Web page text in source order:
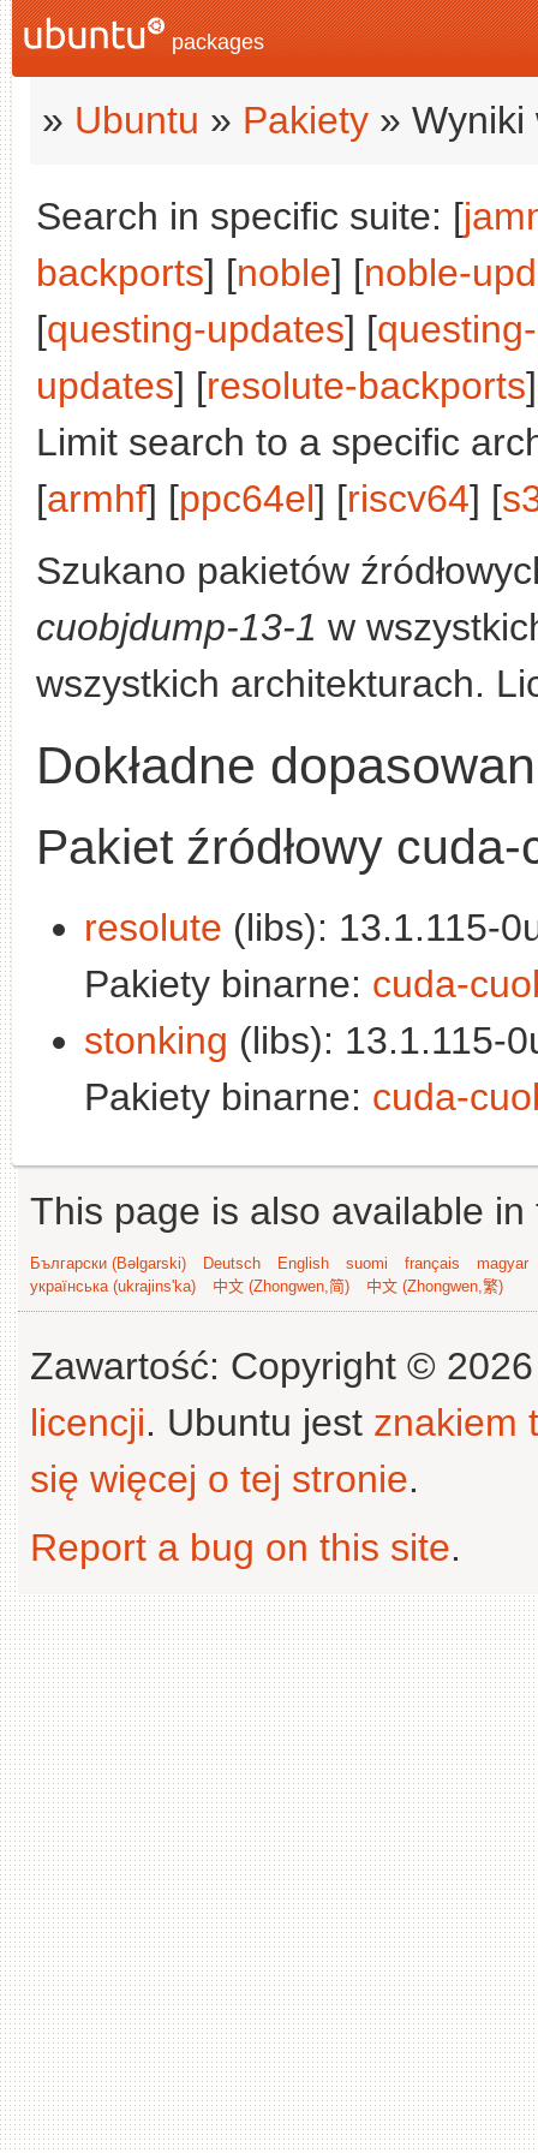
packages
» Ubuntu » Pakiety » Wyniki
Search in specific suite: [
backports] [noble] [noble-
[questing-updates] [
updates] [resolute-backports
Limit search to a specific
[armhf] [ppc64el] [riscv64] [
Szukano pakietów
cuobjdump-13-1 w
wszystkich architekturach.
Dokładne
Pakiet źródłowy
resolute (libs): 13.1.115-
Pakiety binarne: cuda-
stonking (libs): 13.1.115-
Pakiety binarne: cuda-
This page is also available
Български (Bəlgarski) Deutsch English suomi français
magyar
українська (ukrajins'ka)
中文 (Zhongwen,简) 中文 (Zhongwen,繁)
Zawartość: Copyright ©
licencji. Ubuntu jest znakiem
się więcej o tej stronie.
Report a bug on this site.